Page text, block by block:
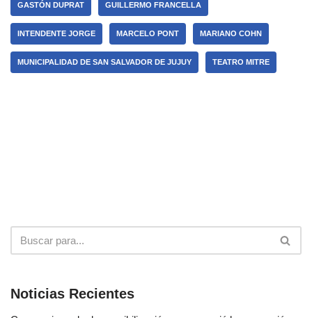
GASTÓN DUPRAT GUILLERMO FRANCELLA
INTENDENTE JORGE MARCELO PONT MARIANO COHN
MUNICIPALIDAD DE SAN SALVADOR DE JUJUY TEATRO MITRE
Noticias Recientes